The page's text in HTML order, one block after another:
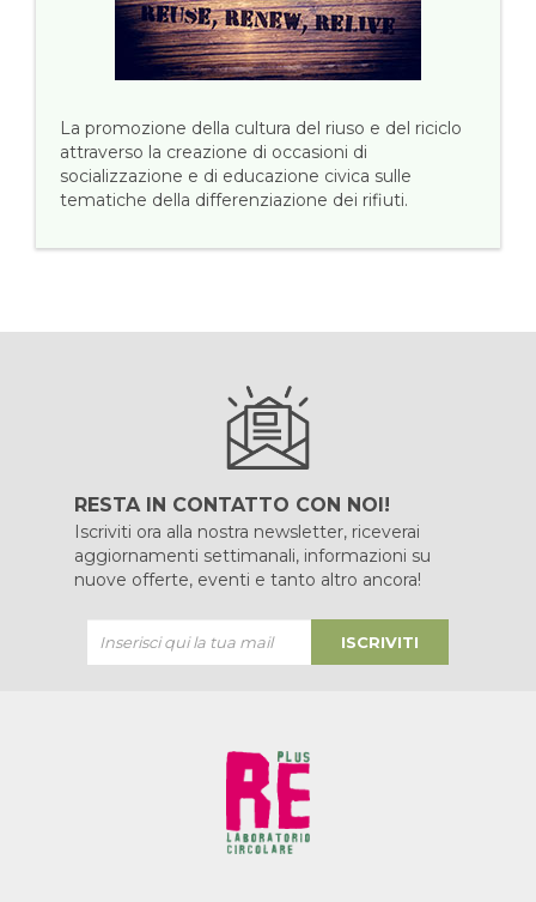
La promozione della cultura del riuso e del riciclo
attraverso la creazione di occasioni di
socializzazione e di educazione civica sulle
tematiche della differenziazione dei rifiuti.
RESTA IN CONTATTO CON NOI!
Iscriviti ora alla nostra newsletter, riceverai
aggiornamenti settimanali, informazioni su
nuove offerte, eventi e tanto altro ancora!
ISCRIVITI